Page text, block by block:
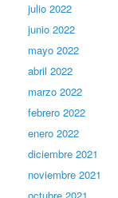
julio 2022
junio 2022
mayo 2022
abril 2022
marzo 2022
febrero 2022
enero 2022
diciembre 2021
noviembre 2021